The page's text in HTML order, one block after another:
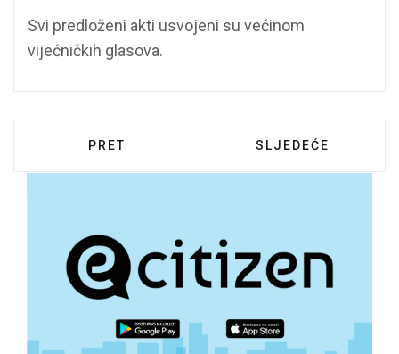
Svi predloženi akti usvojeni su većinom
vijećničkih glasova.
PRETHODNI ČLANAK: JAVNI POZIV ZA
PRET SLJEDEĆI
SLJEDEĆE